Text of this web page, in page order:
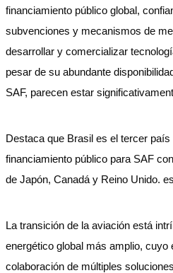
financiamiento público global,
subvenciones y mecanismos de
desarrollar y comercializar
pesar de su abundante
SAF, parecen estar
Destaca que Brasil es el tercer
financiamiento público para SAF
de Japón, Canadá y Reino Unido.
La transición de la aviación está
energético global más amplio, cuyo
colaboración de múltiples